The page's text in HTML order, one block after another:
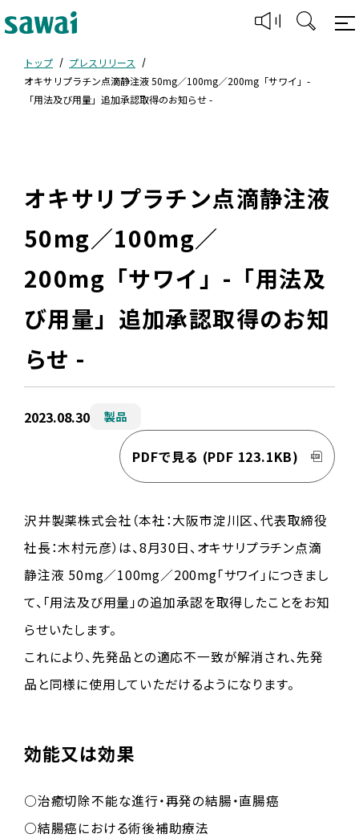
トップ
プレスリリース
オキサリプラチン点滴静注液 50mg／100mg／200mg「サワイ」-
「用法及び用量」追加承認取得のお知らせ -
オキサリプラチン点滴静注液
50mg／100mg／
200mg「サワイ」-「用法及
び用量」追加承認取得のお知
らせ -
2023.08.30 製品
PDFで見る (PDF 123.1KB)
沢井製薬株式会社（本社：大阪市淀川区、代表取締役
社長：木村元彦）は、8月30日、オキサリプラチン点滴
静注液 50mg／100mg／200mg「サワイ」につきまし
て、「用法及び用量」の追加承認を取得したことをお知
らせいたします。
これにより、先発品との適応不一致が解消され、先発
品と同様に使用していただけるようになります。
効能又は効果
○治癒切除不能な進行・再発の結腸・直腸癌
○結腸癌における術後補助療法